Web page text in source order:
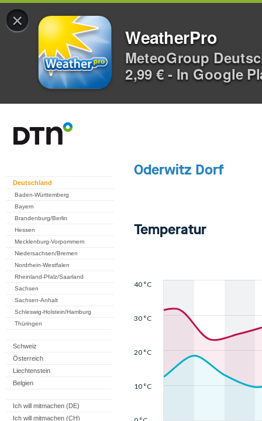
×
WeatherPro
MeteoGroup
2,99 € - In Google
Deutschland
Baden-Württemberg
Bayern
Brandenburg/Berlin
Hessen
Mecklenburg-Vorpommern
Niedersachsen/Bremen
Nordrhein-Westfalen
Rheinland-Pfalz/Saarland
Sachsen
Sachsen-Anhalt
Schleswig-Holstein/Hamburg
Thüringen
Schweiz
Österreich
Liechtenstein
Belgien
Ich will mitmachen (DE)
Ich will mitmachen (CH)